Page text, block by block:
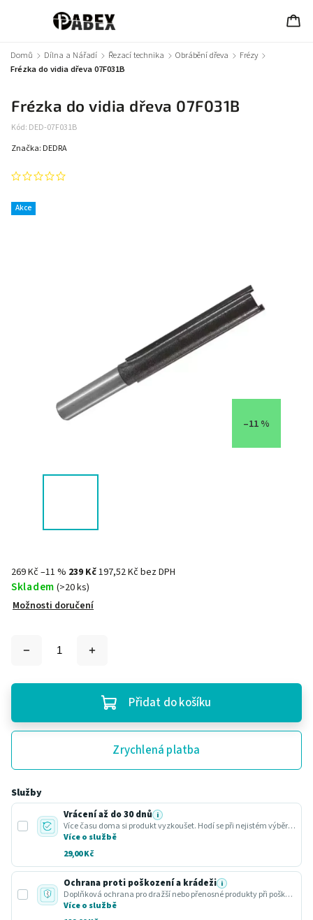
Domů / Dílna a Nářadí / Řezací technika / Obrábění dřeva / Frézy /
Frézka do vidia dřeva 07F031B
Frézka do vidia dřeva 07F031B
Kód: DED-07F031B
Akce
Značka: DEDRA
–11 %
269 Kč–11 % 239 Kč197,52 Kč bez DPH
Skladem (>20 ks)
Možnosti doručení
Přidat do košíku
Zrychlená platba
Služby
Vrácení až do 30 dnů i
Více času doma si produkt vyzkoušet. Hodí se při nejistém výběru nebo dárku.
Více o službě
29,00 Kč
Ochrana proti poškození a krádeži i
Doplňková ochrana pro dražší nebo přenosné produkty při poškození nebo krádeži.
Více o službě